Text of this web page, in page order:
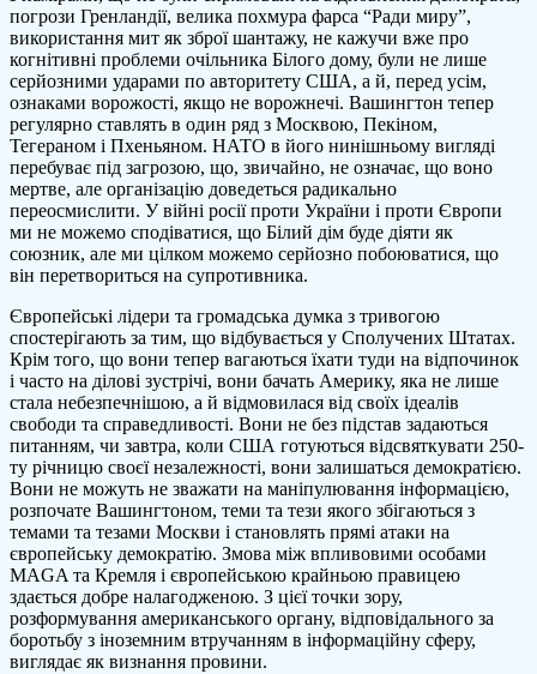
погрози Гренландії, велика похмура фарса “Ради миру”,
використання мит як зброї шантажу, не кажучи вже про
когнітивні проблеми очільника Білого дому, були не лише
серйозними ударами по авторитету США, а й, перед усім,
ознаками ворожості, якщо не ворожнечі. Вашингтон тепер
регулярно ставлять в один ряд з Москвою, Пекіном,
Тегераном і Пхеньяном. НАТО в його нинішньому вигляді
перебуває під загрозою, що, звичайно, не означає, що воно
мертве, але організацію доведеться радикально
переосмислити. У війні росії проти України і проти Європи
ми не можемо сподіватися, що Білий дім буде діяти як
союзник, але ми цілком можемо серйозно побоюватися, що
він перетвориться на супротивника.
Європейські лідери та громадська думка з тривогою
спостерігають за тим, що відбувається у Сполучених Штатах.
Крім того, що вони тепер вагаються їхати туди на відпочинок
і часто на ділові зустрічі, вони бачать Америку, яка не лише
стала небезпечнішою, а й відмовилася від своїх ідеалів
свободи та справедливості. Вони не без підстав задаються
питанням, чи завтра, коли США готуються відсвяткувати 250-
ту річницю своєї незалежності, вони залишаться демократією.
Вони не можуть не зважати на маніпулювання інформацією,
розпочате Вашингтоном, теми та тези якого збігаються з
темами та тезами Москви і становлять прямі атаки на
європейську демократію. Змова між впливовими особами
MAGA та Кремля і європейською крайньою правицею
здається добре налагодженою. З цієї точки зору,
розформування американського органу, відповідального за
боротьбу з іноземним втручанням в інформаційну сферу,
виглядає як визнання провини.